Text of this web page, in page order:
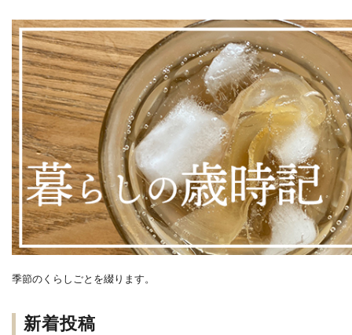
季節のくらしごとを綴ります。
新着投稿